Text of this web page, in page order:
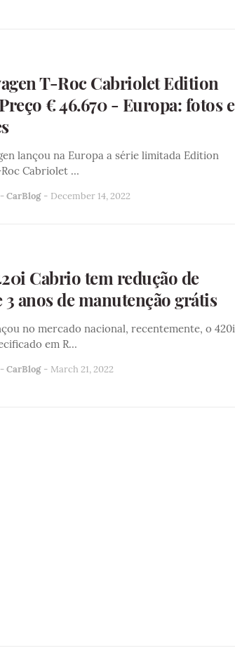
T-Roc Cabriolet Edition
€ 46.670 - Europa: fotos e
lançou na Europa a série limitada Edition
Cabriolet …
CarBlog - December 14, 2022
Cabrio tem redução de
3 anos de manutenção grátis
no mercado nacional, recentemente, o 420i
em R…
CarBlog - March 21, 2022